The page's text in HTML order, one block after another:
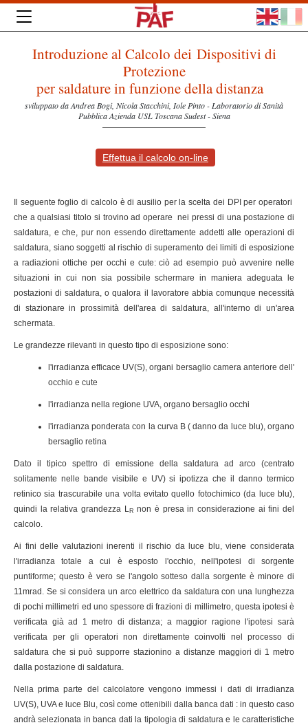
Introduzione al Calcolo dei Dispositivi di
Protezione
per saldature in funzione della distanza
sviluppato da Andrea Bogi, Nicola Stacchini, Iole Pinto - Laboratorio di Sanità
Pubblica Azienda USL Toscana Sudest - Siena
Effettua il calcolo on-line
Il seguente foglio di calcolo è di ausilio per la scelta dei DPI per operatori
che a qualsiasi titolo si trovino ad operare nei pressi di una postazione di
saldatura, e che, pur non essendo direttamente addetti alle operazioni di
saldatura, siano soggetti al rischio di superamento dei limiti di esposizione
a radiazioni ottiche per occhi e cute: ciò ad esempio può avvenire nelle
situazioni in cui non sia possibile schermare in maniera adeguata le
postazioni di saldatura, o qualora il lavoratore abbia comunque necessità
di stazionare in prossimità dell'area di saldatura, all'interno di un'area
schermata.
Le grandezze rilevanti in questo tipo di esposizione sono:
l'irradianza efficace UV(S), organi bersaglio camera anteriore dell'
occhio e cute
l'irradianza nella regione UVA, organo bersaglio occhi
l'irradianza ponderata con la curva B ( danno da luce blu), organo
bersaglio retina
Dato il tipico spettro di emissione della saldatura ad arco (centrato
solitamente nelle bande visibile e UV) si ipotizza che il danno termico
retinico sia trascurabile una volta evitato quello fotochimico (da luce blu),
quindi la relativa grandezza LR non è presa in considerazione ai fini del
calcolo.
Ai fini delle valutazioni inerenti il rischio da luce blu, viene considerata
l'irradianza totale a cui è esposto l'occhio, nell'ipotesi di sorgente
puntiforme; questo è vero se l'angolo sotteso dalla sorgente è minore di
11mrad. Se si considera un arco elettrico da saldatura con una lunghezza
di pochi millimetri ed uno spessore di frazioni di millimetro, questa ipotesi è
verificata già ad 1 metro di distanza; a maggior ragione l'ipotesi sarà
verificata per gli operatori non direttamente coinvolti nel processo di
saldatura che si può supporre stazionino a distanze maggiori di 1 metro
dalla postazione di saldatura.
Nella prima parte del calcolatore vengono immessi i dati di irradianza
UV(S), UVA e luce Blu, così come ottenibili dalla banca dati : in questo caso
andrà selezionata in banca dati la tipologia di saldatura e le caratteristiche